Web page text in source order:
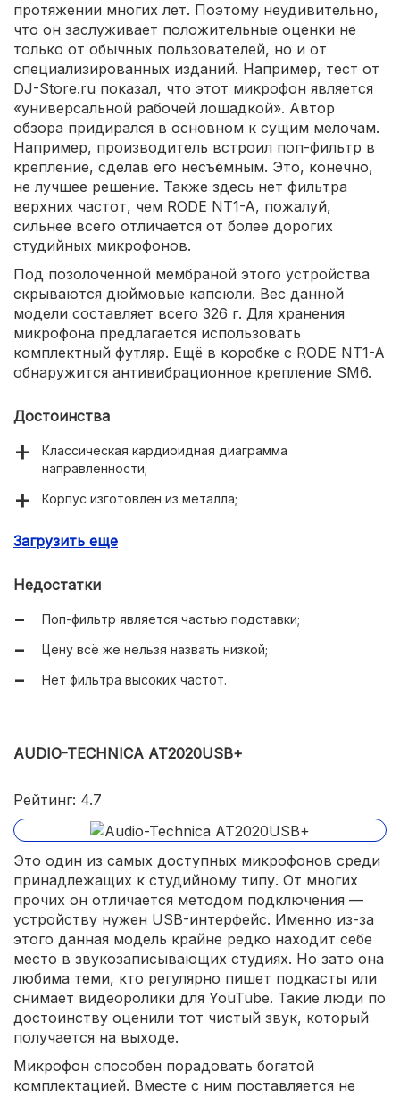
протяжении многих лет. Поэтому неудивительно,
что он заслуживает положительные оценки не
только от обычных пользователей, но и от
специализированных изданий. Например, тест от
DJ-Store.ru показал, что этот микрофон является
«универсальной рабочей лошадкой». Автор
обзора придирался в основном к сущим мелочам.
Например, производитель встроил поп-фильтр в
крепление, сделав его несъёмным. Это, конечно,
не лучшее решение. Также здесь нет фильтра
верхних частот, чем RODE NT1-A, пожалуй,
сильнее всего отличается от более дорогих
студийных микрофонов.
Под позолоченной мембраной этого устройства
скрываются дюймовые капсюли. Вес данной
модели составляет всего 326 г. Для хранения
микрофона предлагается использовать
комплектный футляр. Ещё в коробке с RODE NT1-A
обнаружится антивибрационное крепление SM6.
Достоинства
Классическая кардиоидная диаграмма
направленности;
Корпус изготовлен из металла;
Неплохая комплектация;
Контакты являются позолоченными.
Загрузить еще
Недостатки
Поп-фильтр является частью подставки;
Цену всё же нельзя назвать низкой;
Нет фильтра высоких частот.
AUDIO-TECHNICA AT2020USB+
Рейтинг: 4.7
Это один из самых доступных микрофонов среди
принадлежащих к студийному типу. От многих
прочих он отличается методом подключения —
устройству нужен USB-интерфейс. Именно из-за
этого данная модель крайне редко находит себе
место в звукозаписывающих студиях. Но зато она
любима теми, кто регулярно пишет подкасты или
снимает видеоролики для YouTube. Такие люди по
достоинству оценили тот чистый звук, который
получается на выходе.
Микрофон способен порадовать богатой
комплектацией. Вместе с ним поставляется не